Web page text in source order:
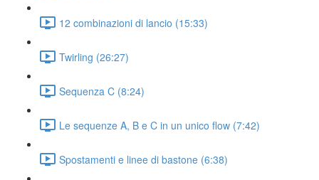
12 combinazioni di lancio (15:33)
Twirling (26:27)
Sequenza C (8:24)
Le sequenze A, B e C in un unico flow (7:42)
Spostamenti e linee di bastone (6:38)